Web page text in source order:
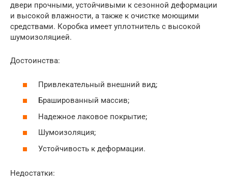
двери прочными, устойчивыми к сезонной деформации
и высокой влажности, а также к очистке моющими
средствами. Коробка имеет уплотнитель с высокой
шумоизоляцией.
Достоинства:
Привлекательный внешний вид;
Брашированный массив;
Надежное лаковое покрытие;
Шумоизоляция;
Устойчивость к деформации.
Недостатки: